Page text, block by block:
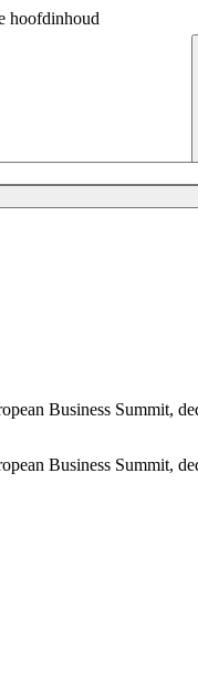
hoofdinhoud
Business Summit,
Business Summit,